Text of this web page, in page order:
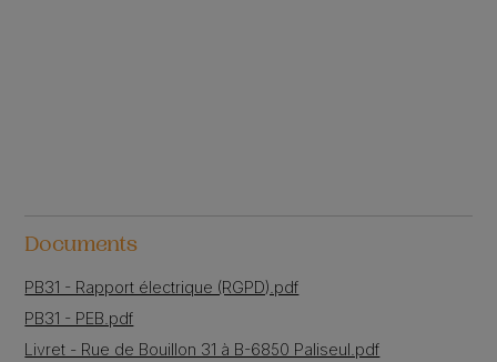
Documents
PB31 - Rapport électrique (RGPD).pdf
PB31 - PEB.pdf
Livret - Rue de Bouillon 31 à B-6850 Paliseul.pdf